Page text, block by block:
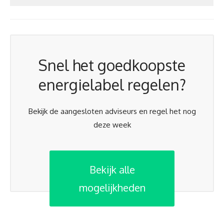
Snel het goedkoopste
energielabel regelen?
Bekijk de aangesloten adviseurs en regel het nog
deze week
Bekijk alle
mogelijkheden